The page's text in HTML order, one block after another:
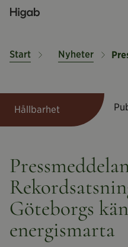
Start Nyheter
Hållbarhet
Göteborgs
energismarta